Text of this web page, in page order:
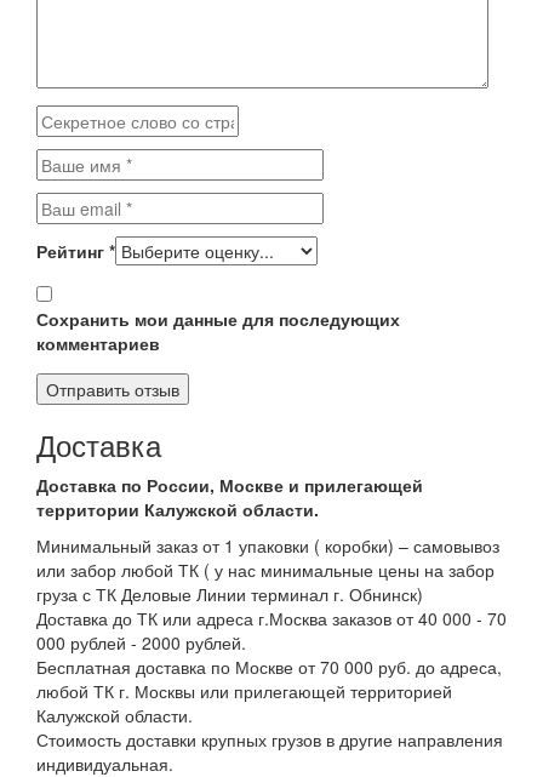
Рейтинг *
Сохранить мои данные для последующих
комментариев
Доставка
Доставка по России, Москве и прилегающей
территории Калужской области.
Минимальный заказ от 1 упаковки ( коробки) – самовывоз
или забор любой ТК ( у нас минимальные цены на забор
груза с ТК Деловые Линии терминал г. Обнинск)
Доставка до ТК или адреса г.Москва заказов от 40 000 - 70
000 рублей - 2000 рублей.
Бесплатная доставка по Москве от 70 000 руб. до адреса,
любой ТК г. Москвы или прилегающей территорией
Калужской области.
Стоимость доставки крупных грузов в другие направления
индивидуальная.